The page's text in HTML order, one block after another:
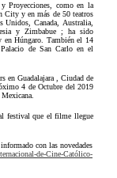
Proyecciones, como en la
City y en más de 50 teatros
Unidos, Canada, Australia,
y Zimbabue ; ha sido
Húngaro. También el 14
de San Carlo en el
en Guadalajara , Ciudad de
4 de Octubre del 2019
festival que el filme llegue
con las novedades
de-Cine-Católico-